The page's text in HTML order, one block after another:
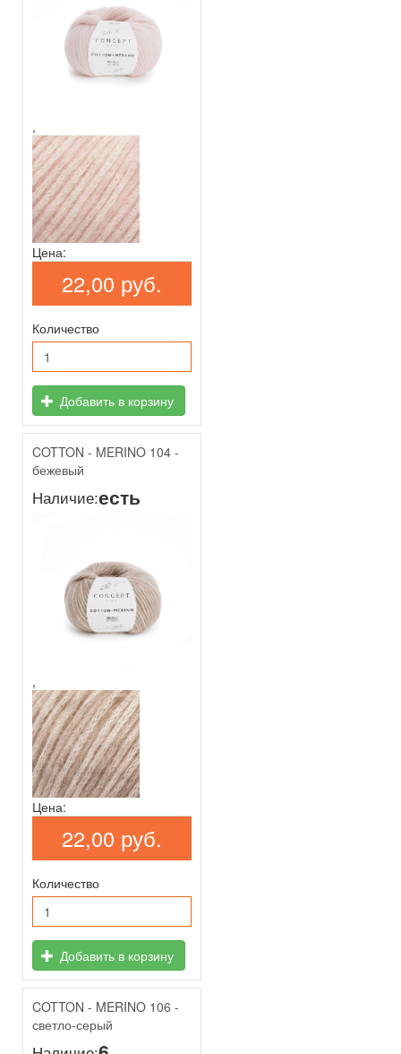
,
Цена:
22,00 руб.
Количество
Добавить в корзину
COTTON - MERINO 104 -
бежевый
Наличие:есть
,
Цена:
22,00 руб.
Количество
Добавить в корзину
COTTON - MERINO 106 -
светло-серый